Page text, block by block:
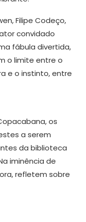
Filipe Codeço,
convidado
fábula divertida,
o limite entre o
e o instinto, entre
os
a serem
da biblioteca
iminência de
refletem sobre